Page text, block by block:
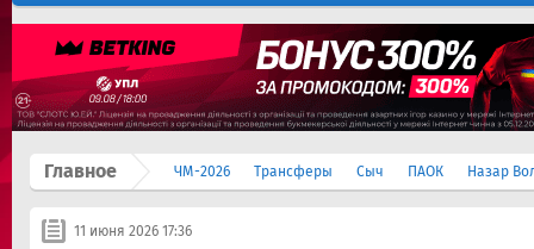
Главное ЧМ-2026 Трансферы Сыч ПАОК Назар
11 июня 2026 17:36